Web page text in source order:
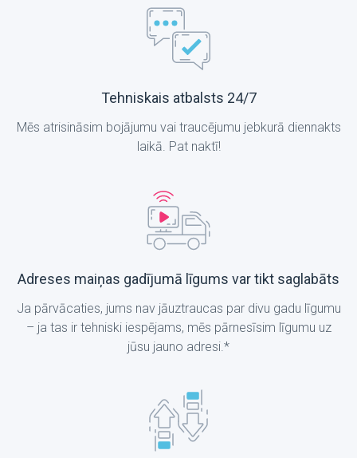
Tehniskais atbalsts 24/7
Mēs atrisināsim bojājumu vai traucējumu jebkurā diennakts
laikā. Pat naktī!
Adreses maiņas gadījumā līgums var tikt saglabāts
Ja pārvācaties, jums nav jāuztraucas par divu gadu līgumu
– ja tas ir tehniski iespējams, mēs pārnesīsim līgumu uz
jūsu jauno adresi.*